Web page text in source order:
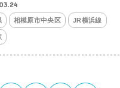
相模原市中央区 JR横浜線